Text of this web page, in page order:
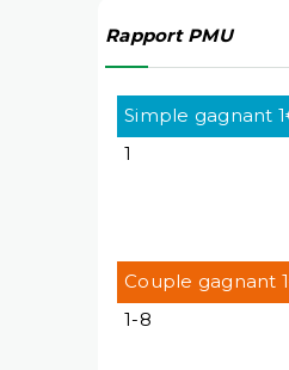
Rapport PMU
Simple gagnant
1
Couple gagnant
1-8